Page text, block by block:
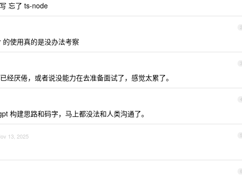
忘了 ts-node
2
使用真的是没办法考察
3
经厌倦，或者说没能力在去准备面试了，感觉太累了。
4
构建思路和码字，马上都没法和人类沟通了。
5
13, 2025
6